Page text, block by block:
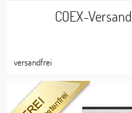
COEX-
versandfrei